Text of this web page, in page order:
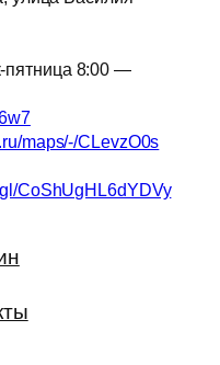
пятница 8:00 —
maps/-/CLevzO0s
CoShUgHL6dYDVy